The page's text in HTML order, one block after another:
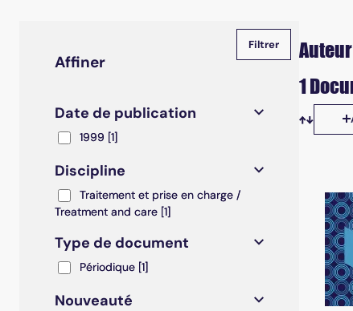
Affiner
Date de publication
19991999 [1]
Discipline
Traitement et prise en charge / Treatment and
Traitement et prise en charge /
Treatment and care [1]
Type de document
Périodique
Périodique [1]
Nouveauté
Auteur
1
Tris